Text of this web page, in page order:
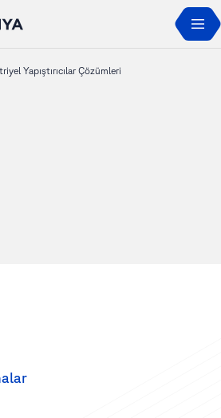
Yapıştırıcılar Çözümleri